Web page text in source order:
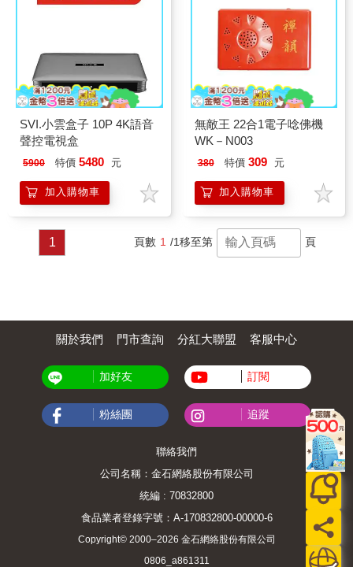
SVI.小雲盒子 10P 4K語音
聲控電視盒
5900 特價 5480 元
加入購物車
無敵王 22合1電子唸佛機
WK－N003
380 特價 309 元
加入購物車
1 頁數 1 /1移至第 頁
關於我們 門市查詢 分紅大聯盟 客服中心
加好友 訂閱
粉絲團 追蹤
聯絡我們
公司名稱：金石網絡股份有限公司
統編 : 70832800
食品業者登錄字號：A-170832800-00000-6
Copyright© 2000–2026 金石網絡股份有限公司
0806_a861311